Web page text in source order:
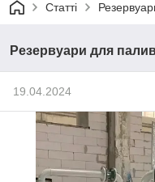
Статті
Резервуари для
19.04.2024